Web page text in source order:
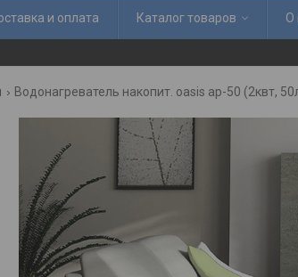
и оплата Каталог товаров О
Водонагреватель накопит. oasis ар-50 (2квт,